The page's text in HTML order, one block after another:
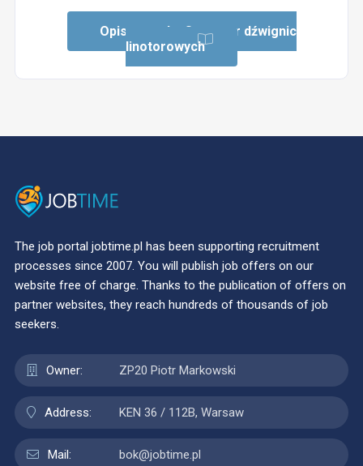
Opis zawodu: Operator dźwignic
linotorowych
The job portal jobtime.pl has been supporting recruitment
processes since 2007. You will publish job offers on our
website free of charge. Thanks to the publication of offers on
partner websites, they reach hundreds of thousands of job
seekers.
Owner: ZP20 Piotr Markowski
Address: KEN 36 / 112B, Warsaw
Mail: bok@jobtime.pl